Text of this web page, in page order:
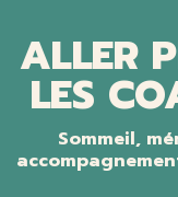
ALLER
LES
Sommeil,